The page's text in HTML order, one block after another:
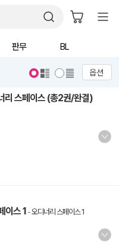
판무 BL
옵션
리 스페이스 (총2권/완결)
이스 1 -오디너리 스페이스 1